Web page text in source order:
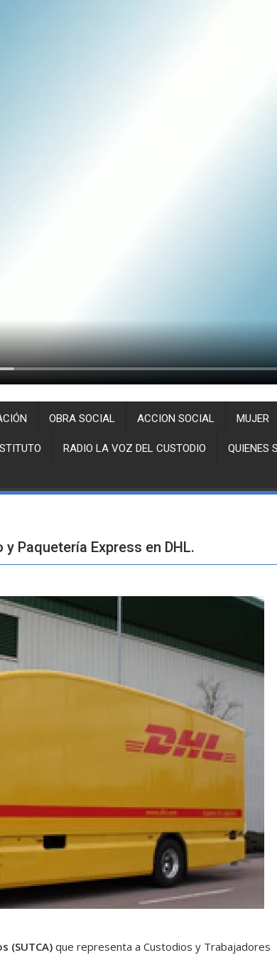
OBRA SOCIAL ACCION SOCIAL MUJER
RADIO LA VOZ DEL CUSTODIO QUIENES
Paquetería Express en DHL.
(SUTCA) que representa a Custodios y Trabajadores